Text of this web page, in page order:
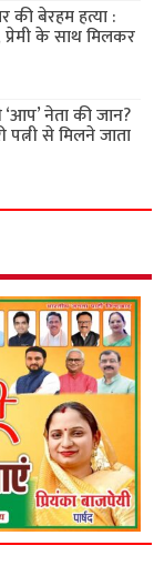
की बेरहम हत्या :
के साथ मिलकर
नेता की जान?
से मिलने जाता